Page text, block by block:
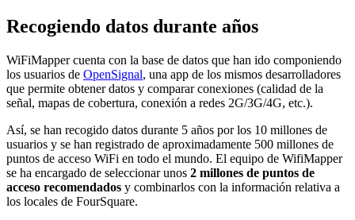
Recogiendo datos durante años
WiFiMapper cuenta con la base de datos que han ido componiendo
los usuarios de OpenSignal, una app de los mismos desarrolladores
que permite obtener datos y comparar conexiones (calidad de la
señal, mapas de cobertura, conexión a redes 2G/3G/4G, etc.).
Así, se han recogido datos durante 5 años por los 10 millones de
usuarios y se han registrado de aproximadamente 500 millones de
puntos de acceso WiFi en todo el mundo. El equipo de WifiMapper
se ha encargado de seleccionar unos 2 millones de puntos de
acceso recomendados y combinarlos con la información relativa a
los locales de FourSquare.